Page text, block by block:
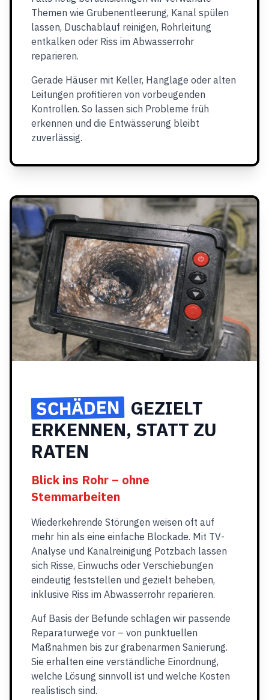
Themen wie Grubenentleerung, Kanal spülen
lassen, Duschablauf reinigen, Rohrleitung
entkalken oder Riss im Abwasserrohr
reparieren.
Gerade Häuser mit Keller, Hanglage oder alten
Leitungen profitieren von vorbeugenden
Kontrollen. So lassen sich Probleme früh
erkennen und die Entwässerung bleibt
zuverlässig.
SCHÄDEN GEZIELT
ERKENNEN, STATT ZU
RATEN
Blick ins Rohr – ohne
Stemmarbeiten
Wiederkehrende Störungen weisen oft auf
mehr hin als eine einfache Blockade. Mit TV-
Analyse und Kanalreinigung Potzbach lassen
sich Risse, Einwuchs oder Verschiebungen
eindeutig feststellen und gezielt beheben,
inklusive Riss im Abwasserrohr reparieren.
Auf Basis der Befunde schlagen wir passende
Reparaturwege vor – von punktuellen
Maßnahmen bis zur grabenarmen Sanierung.
Sie erhalten eine verständliche Einordnung,
welche Lösung sinnvoll ist und welche Kosten
realistisch sind.